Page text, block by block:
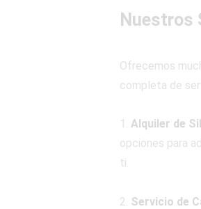
Nuestros
Ofrecemos
completa de
1. Alquiler de
opciones para
ti.
2. Servicio de